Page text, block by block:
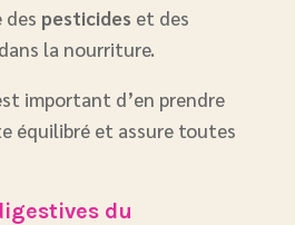
des pesticides et des
la nourriture.
important d’en prendre
équilibré et assure toutes
du